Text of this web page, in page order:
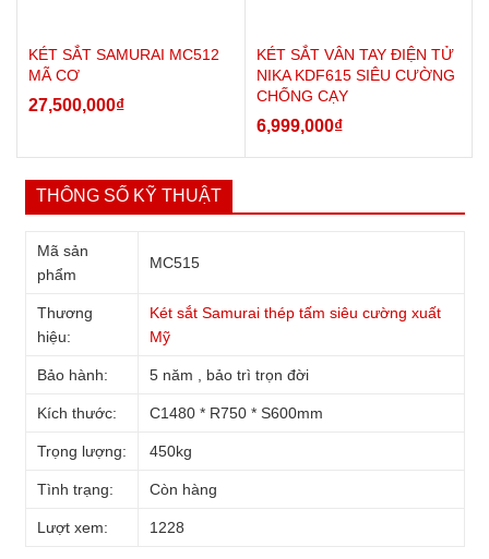
vòng và phải hơn 1 vòng .
* Lưu ý: Quý khách nên dùng cả khóa chìa và mã số để độ bảo
mật được cao nhất.
* Sản phẩm gồm: thân két + 01 bộ khóa chìa chính + 01 bộ khóa
chìa ngăn phụ + hướng dẫn sử dụng + bảo hành + phiếu giao
hàng.
KÉT SẮT SAMURAI MC512
MÃ CƠ
27,500,000₫
KÉT SẮT VÂN TAY ĐIỆN TỬ
NIKA KDF615 SIÊU CƯỜNG
CHỐNG CẠY
6,999,000₫
THÔNG SỐ KỸ THUẬT
Mã sản
phẩm
MC515
Thương
hiệu:
Két sắt Samurai thép tấm siêu cường xuất
Mỹ
Bảo hành: 5 năm , bảo trì trọn đời
Kích thước: C1480 * R750 * S600mm
Trọng lượng: 450kg
Tình trạng: Còn hàng
Lượt xem: 1228